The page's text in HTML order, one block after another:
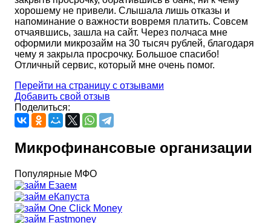
хорошему не привели. Слышала лишь отказы и
напоминание о важности вовремя платить. Совсем
отчаявшись, зашла на сайт. Через полчаса мне
оформили микрозайм на 30 тысяч рублей, благодаря
чему я закрыла просрочку. Большое спасибо!
Отличный сервис, который мне очень помог.
Перейти на страницу с отзывами
Добавить свой отзыв
Поделиться:
Микрофинансовые организации
Популярные МФО